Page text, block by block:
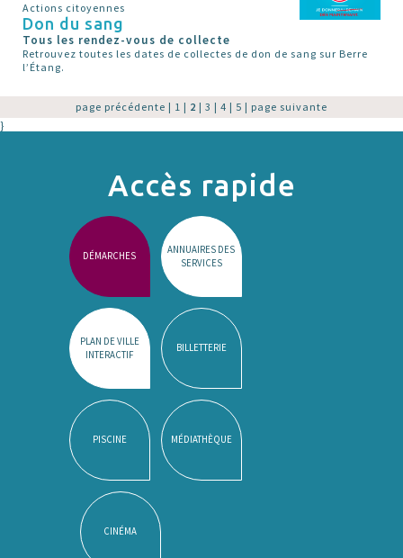
Actions citoyennes
Don du sang
Tous les rendez-vous de collecte
Retrouvez toutes les dates de collectes de don de sang sur Berre
l’Étang.
page précédente | 1 | 2 | 3 | 4 | 5 | page suivante
}
Accès rapide
DÉMARCHES
ANNUAIRES DES
SERVICES
PLAN DE VILLE
INTERACTIF
BILLETTERIE
PISCINE MÉDIATHÈQUE
CINÉMA